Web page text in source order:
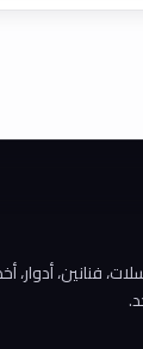
فنانين، أدوار،